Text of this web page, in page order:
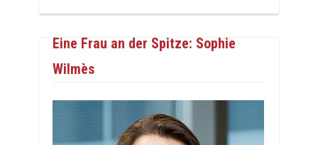
Eine Frau an der Spitze: Sophie
Wilmès